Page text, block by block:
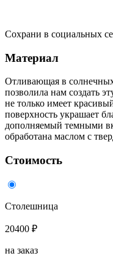
Сохрани в социальных
Материал
Отливающая в солнечных
позволила нам создать
не только имеет
поверхность украшает
дополняемый темными
обработана маслом с
Стоимость
Столешница
20400 ₽
на заказ